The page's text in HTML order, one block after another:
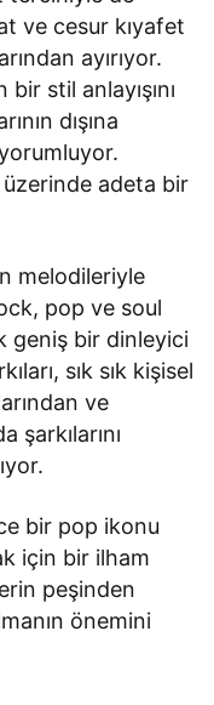
ve cesur kıyafet
ayırıyor.
stil anlayışını
dışına
üzerinde adeta bir
melodileriyle
pop ve soul
geniş bir dinleyici
sık sık kişisel
ve
şarkılarını
bir pop ikonu
için bir ilham
peşinden
önemini